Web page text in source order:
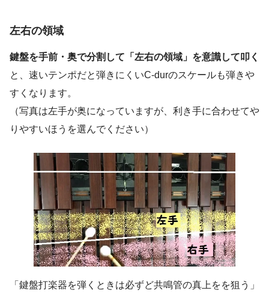
左右の領域
鍵盤を手前・奥で分割して「左右の領域」を意識して叩く
と、速いテンポだと弾きにくいC-durのスケールも弾きや
すくなります。
（写真は左手が奥になっていますが、利き手に合わせてや
りやすいほうを選んでください）
「鍵盤打楽器を弾くときは必ずど共鳴管の真上をを狙う」